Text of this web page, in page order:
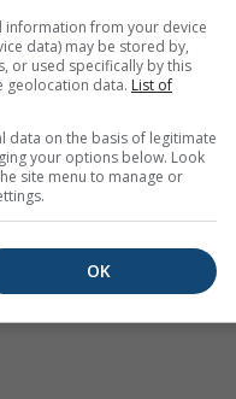
information from your device
data) may be stored by,
or used specifically by this
geolocation data. List of
data on the basis of legitimate
your options below. Look
site menu to manage or
OK